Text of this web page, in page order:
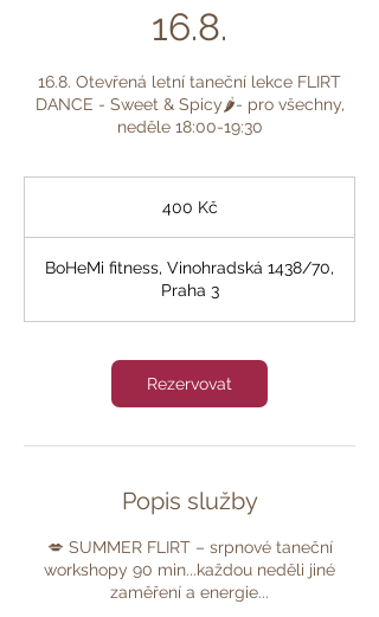
16.8.
16.8. Otevřená letní taneční lekce FLIRT
DANCE - Sweet & Spicy🌶️- pro všechny,
neděle 18:00-19:30
400 Kč
BoHeMi fitness, Vinohradská 1438/70,
Praha 3
Rezervovat
Popis služby
💋 SUMMER FLIRT – srpnové taneční
workshopy 90 min...každou neděli jiné
zaměření a energie...